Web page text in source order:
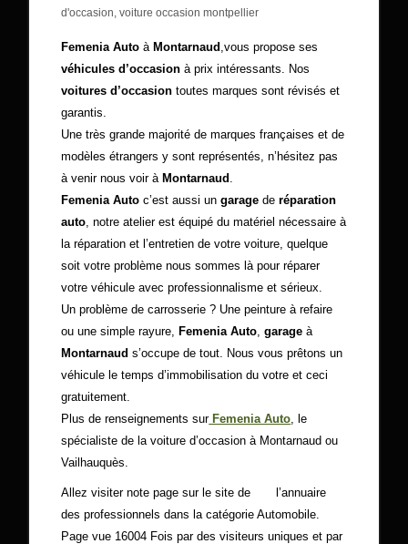
d'occasion,voiture occasion montpellier
Femenia Auto àMontarnaud ,vous propose ses
véhicules d’occasion à prix intéressants. Nos
voitures d’occasion toutes marques sont révisés et
garantis.
Une très grande majorité de marques françaises et de
modèles étrangers y sont représentés, n’hésitez pas
à venir nous voir à Montarnaud .
Femenia Auto c’est aussi un garagede réparation
auto, notre atelier est équipé du matériel nécessaire à
la réparation et l’entretien de votre voiture, quelque
soit votre problème nous sommes là pour réparer
votre véhicule avec professionnalisme et sérieux.
Un problème de carrosserie ? Une peinture à refaire
ou une simple rayure, Femenia Auto,garage à
Montarnaud s’occupe de tout. Nous vous prêtons un
véhicule le temps d’immobilisation du votre et ceci
gratuitement.
Plus de renseignements surFemenia Auto, le
spécialiste de la voiture d’occasion à Montarnaud ou
Vailhauquès.
Allez visiter note page sur le site de
l’annuaire
des professionnels dans la catégorie Automobile.
Page vue 16004 Fois par des visiteurs uniques et par